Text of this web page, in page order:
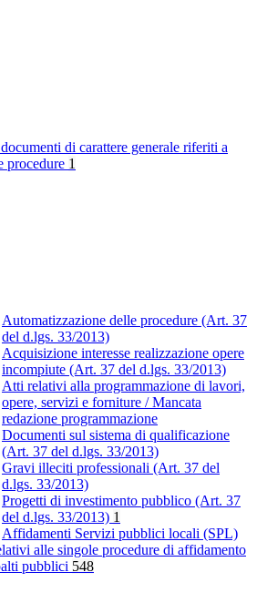
di carattere generale riferiti a
procedure 1
Automatizzazione delle procedure (Art. 37
del d.lgs. 33/2013)
Acquisizione interesse realizzazione opere
incompiute (Art. 37 del d.lgs. 33/2013)
Atti relativi alla programmazione di lavori,
opere, servizi e forniture / Mancata
redazione programmazione
Documenti sul sistema di qualificazione
(Art. 37 del d.lgs. 33/2013)
Gravi illeciti professionali (Art. 37 del
d.lgs. 33/2013)
Progetti di investimento pubblico (Art. 37
del d.lgs. 33/2013) 1
Affidamenti Servizi pubblici locali (SPL)
alle singole procedure di affidamento
pubblici 548